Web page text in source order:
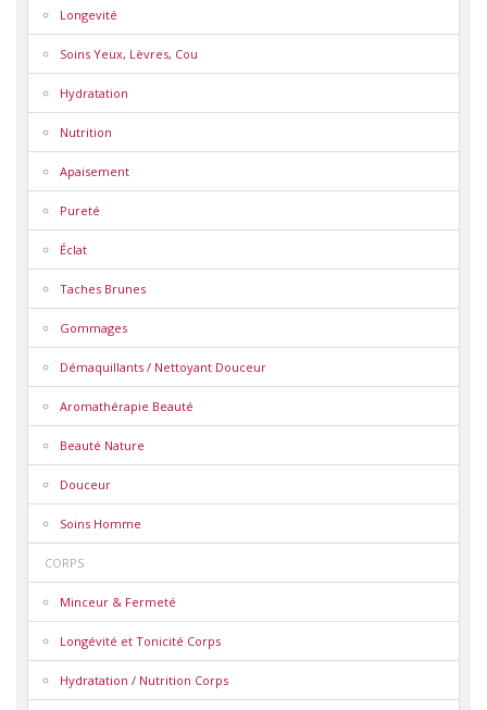
Longevité
Soins Yeux, Lèvres, Cou
Hydratation
Nutrition
Apaisement
Pureté
Éclat
Taches Brunes
Gommages
Démaquillants / Nettoyant Douceur
Aromathérapie Beauté
Beauté Nature
Douceur
Soins Homme
CORPS
Minceur & Fermeté
Longévité et Tonicité Corps
Hydratation / Nutrition Corps